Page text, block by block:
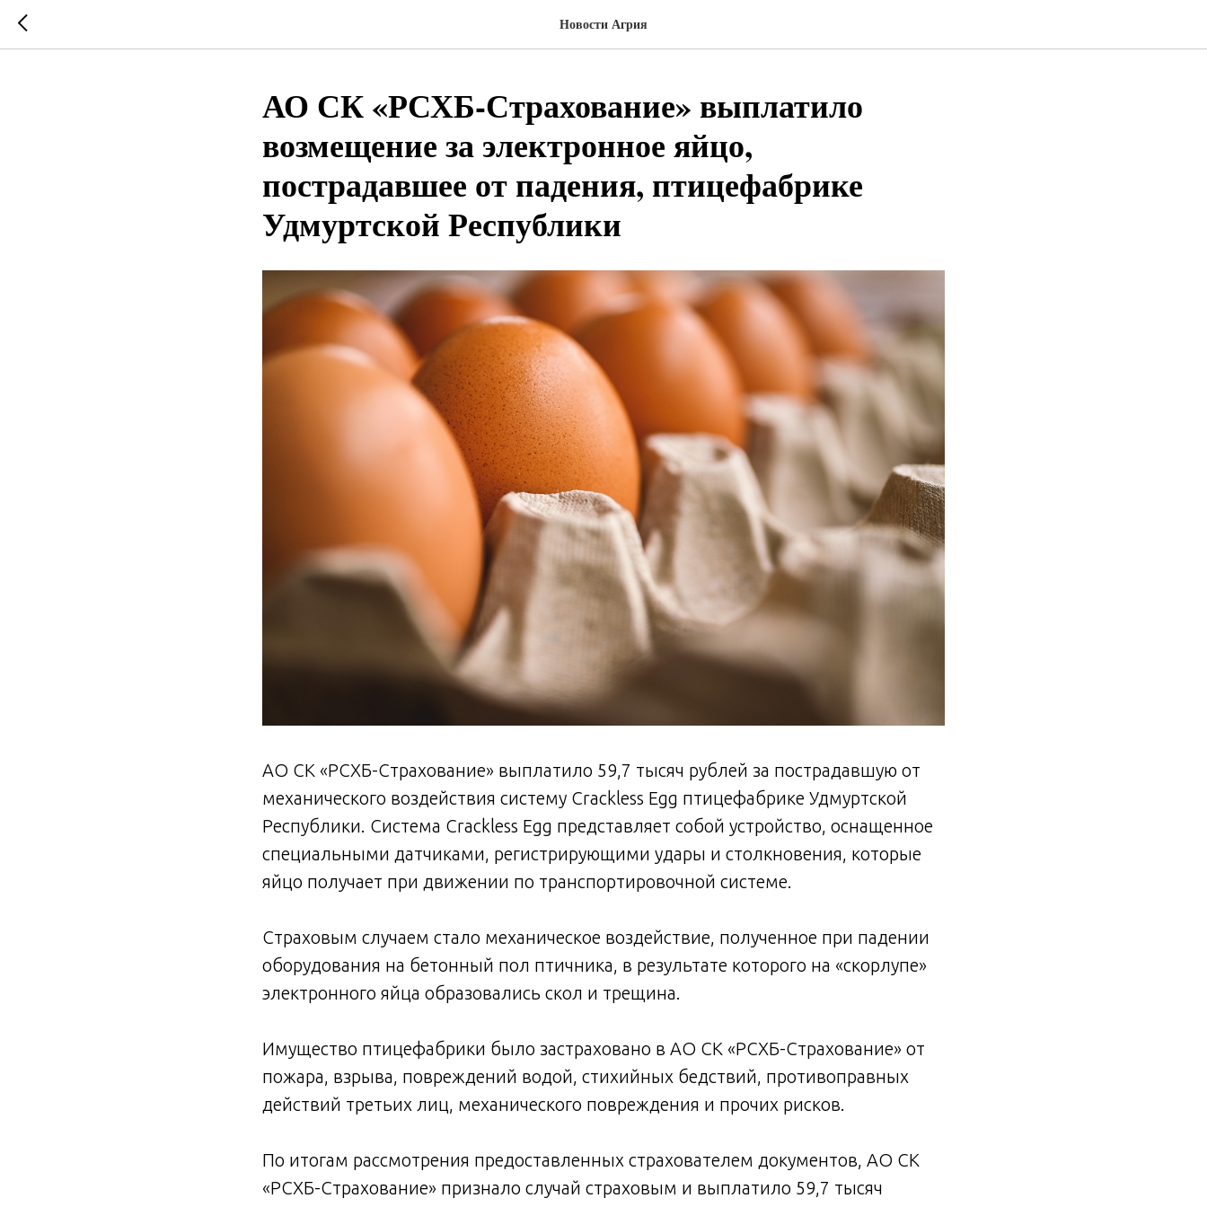
Новости Агрия
АО СК «РСХБ-Страхование» выплатило
возмещение за электронное яйцо,
пострадавшее от падения, птицефабрике
Удмуртской Республики
АО СК «РСХБ-Страхование» выплатило 59,7 тысяч рублей за пострадавшую от
механического воздействия систему Crackless Egg птицефабрике Удмуртской
Республики. Система Crackless Egg представляет собой устройство, оснащенное
специальными датчиками, регистрирующими удары и столкновения, которые
яйцо получает при движении по транспортировочной системе.
Страховым случаем стало механическое воздействие, полученное при падении
оборудования на бетонный пол птичника, в результате которого на «скорлупе»
электронного яйца образовались скол и трещина.
Имущество птицефабрики было застраховано в АО СК «РСХБ-Страхование» от
пожара, взрыва, повреждений водой, стихийных бедствий, противоправных
действий третьих лиц, механического повреждения и прочих рисков.
По итогам рассмотрения предоставленных страхователем документов, АО СК
«РСХБ-Страхование» признало случай страховым и выплатило 59,7 тысяч